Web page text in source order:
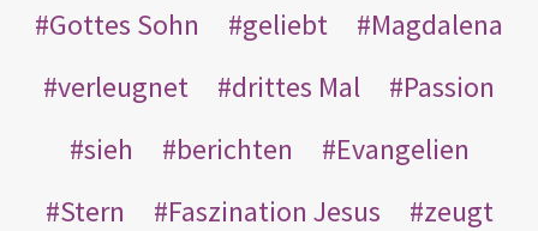
Gottes Sohn
geliebt
Magdalena
verleugnet
drittes Mal
Passion
sieh
berichten
Evangelien
Stern
Faszination Jesus
zeugt